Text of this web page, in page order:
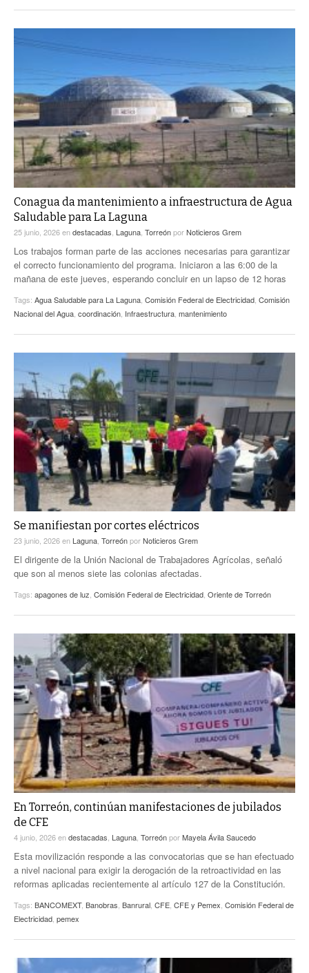
Conagua da mantenimiento a infraestructura de Agua
Saludable para La Laguna
25 junio, 2026endestacadas Laguna TorreónporNoticieros Grem
Los trabajos forman parte de las acciones necesarias para garantizar
el correcto funcionamiento del programa. Iniciaron a las 6:00 de la
mañana de este jueves, esperando concluir en un lapso de 12 horas
Tags: Agua Saludable para La Laguna Comisión Federal de Electricidad Comisión
Nacional del Agua coordinación Infraestructura mantenimiento
Se manifiestan por cortes eléctricos
23 junio, 2026en Laguna, TorreónporNoticieros Grem
El dirigente de la Unión Nacional de Trabajadores Agrícolas, señaló
que son al menos siete las colonias afectadas.
Tags: apagones de luz, Comisión Federal de Electricidad, Oriente de Torreón
En Torreón, continúan manifestaciones de jubilados
de CFE
4 junio, 2026endestacadas Laguna TorreónporMayela Ávila Saucedo
Esta movilización responde a las convocatorias que se han efectuado
a nivel nacional para exigir la derogación de la retroactividad en las
reformas aplicadas recientemente al artículo 127 de la Constitución.
Tags: BANCOMEXT, Banobras Banrural CFE CFE y Pemex Comisión Federal de
Electricidad pemex